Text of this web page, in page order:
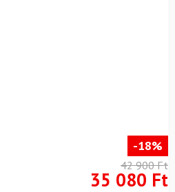
-18%
42 900 Ft
35 080 Ft